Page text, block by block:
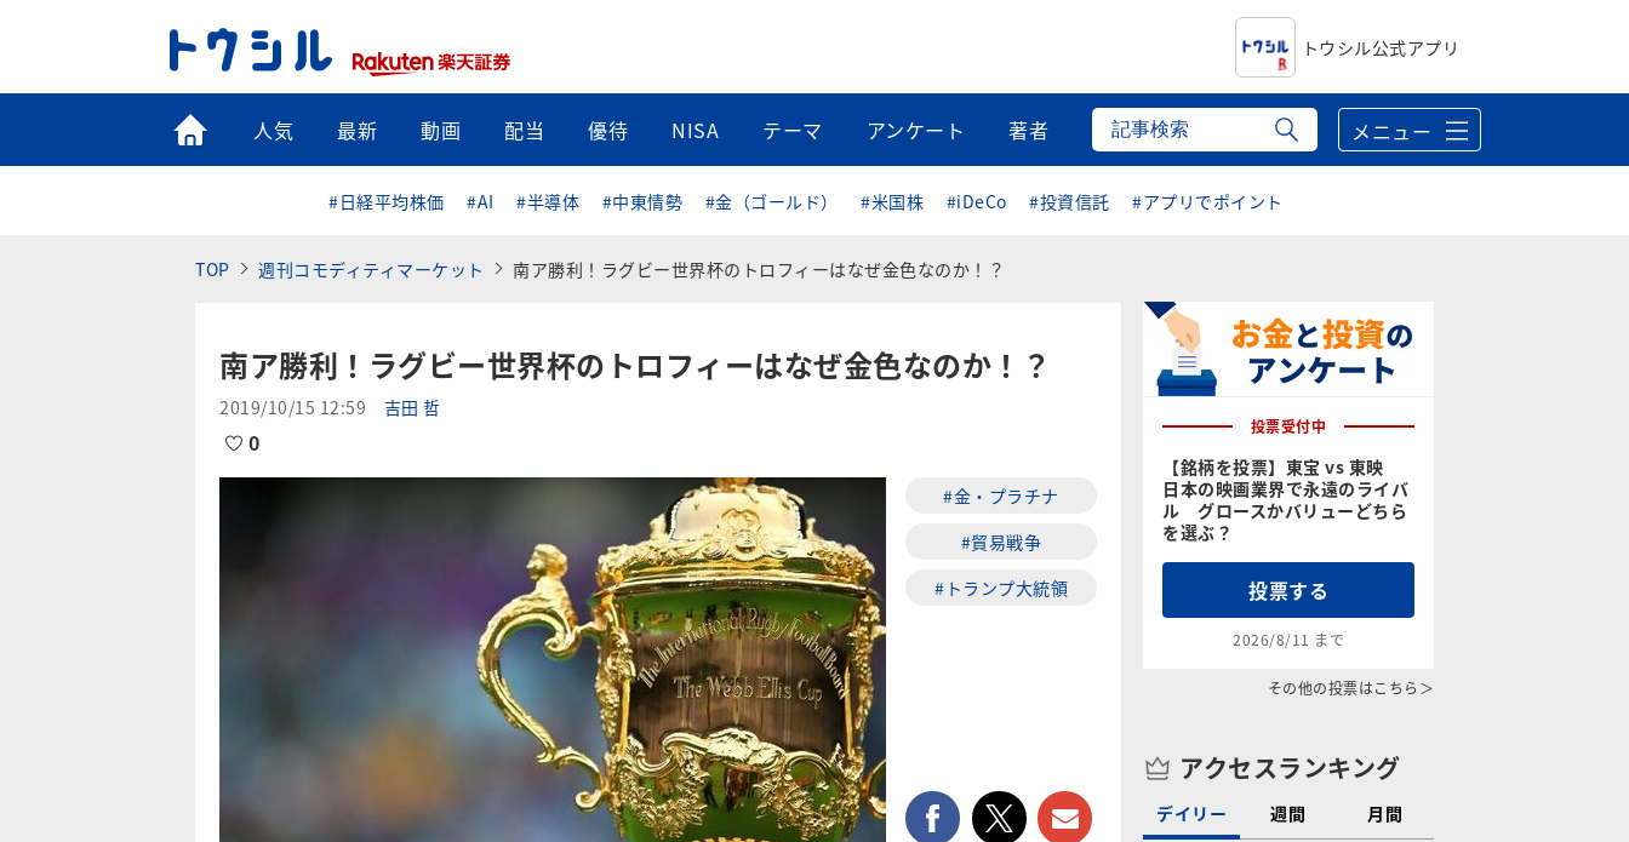
トウシル公式アプリ
トップ
人気 最新 動画 配当 優待 NISA テーマ アンケート 著者 メニュー
#日経平均株価 #AI #半導体 #中東情勢 #金（ゴールド） #米国株 #iDeCo #投資信託 #アプリでポイント
TOP 週刊コモディティマーケット 南ア勝利！ラグビー世界杯のトロフィーはなぜ金色なのか！？
南ア勝利！ラグビー世界杯のトロフィーはなぜ金色なのか！？
2019/10/15 12:59 吉田 哲
0
#金・プラチナ
#貿易戦争
#トランプ大統領
facebooktwitter メールで送る
投票受付中
【銘柄を投票】東宝 vs 東映
日本の映画業界で永遠のライバ
ル グロースかバリューどちら
を選ぶ？
投票する
2026/8/11 まで
その他の投票はこちら＞
アクセスランキング
デイリー 週間 月間